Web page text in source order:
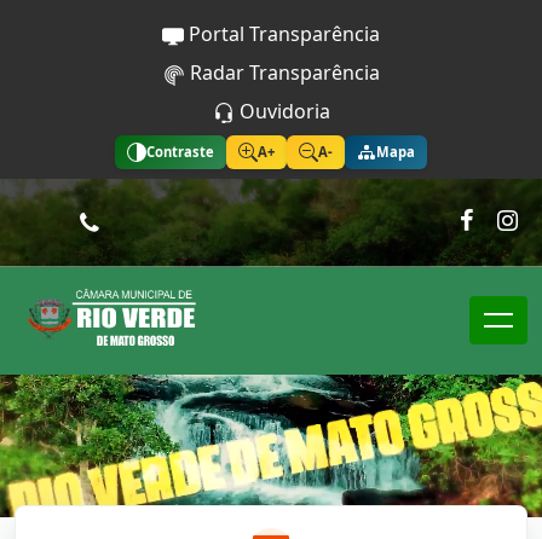
Portal Transparência
Radar Transparência
Ouvidoria
Contraste A+ A- Mapa